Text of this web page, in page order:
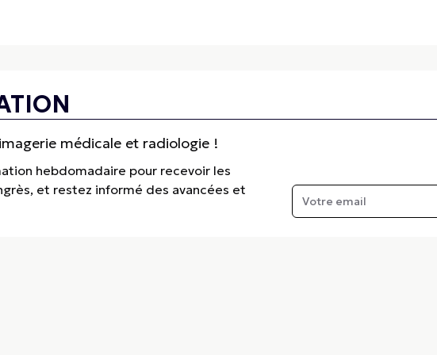
médicale et radiologie !
hebdomadaire pour recevoir les
et restez informé des avancées et